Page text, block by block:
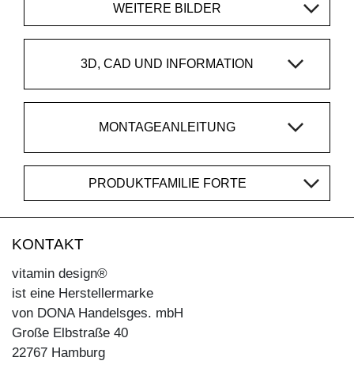
WEITERE BILDER
3D, CAD UND INFORMATION
MONTAGEANLEITUNG
PRODUKTFAMILIE FORTE
KONTAKT
vitamin design®
ist eine Herstellermarke
von DONA Handelsges. mbH
Große Elbstraße 40
22767 Hamburg